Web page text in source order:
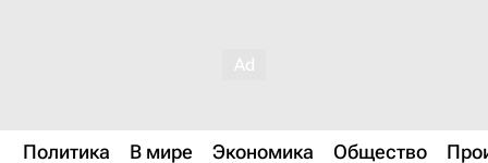
Политика В мире Экономика Общество